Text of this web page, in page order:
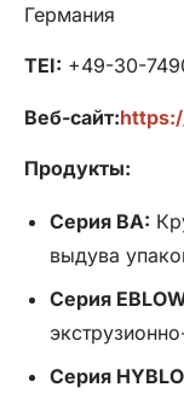
Германия
TEI: +49-30-
Веб-сайт:
Продукты:
Серия BA:
выдува
Серия
Серия